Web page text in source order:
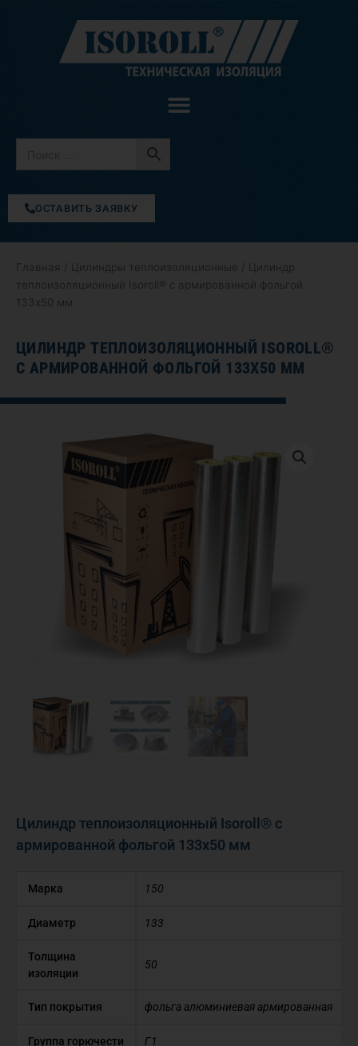
содержимому
ОСТАВИТЬ ЗАЯВКУ
Главная Цилиндры теплоизоляционные / Цилиндр
теплоизоляционный Isoroll® с армированной фольгой
133х50 мм
ЦИЛИНДР ТЕПЛОИЗОЛЯЦИОННЫЙ ISOROLL®
С АРМИРОВАННОЙ ФОЛЬГОЙ 133Х50 ММ
Цилиндр теплоизоляционный Isoroll® с
армированной фольгой 133х50 мм
Марка 150
Диаметр 133
Толщина
изоляции
50
Тип покрытия фольга алюминиевая армированная
Группа горючести Г1